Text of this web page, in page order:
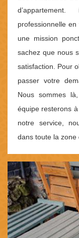
professionnelle
une mission
sachez que nous
satisfaction. Pour
passer votre
Nous sommes
équipe resterons
notre service,
dans toute la zone